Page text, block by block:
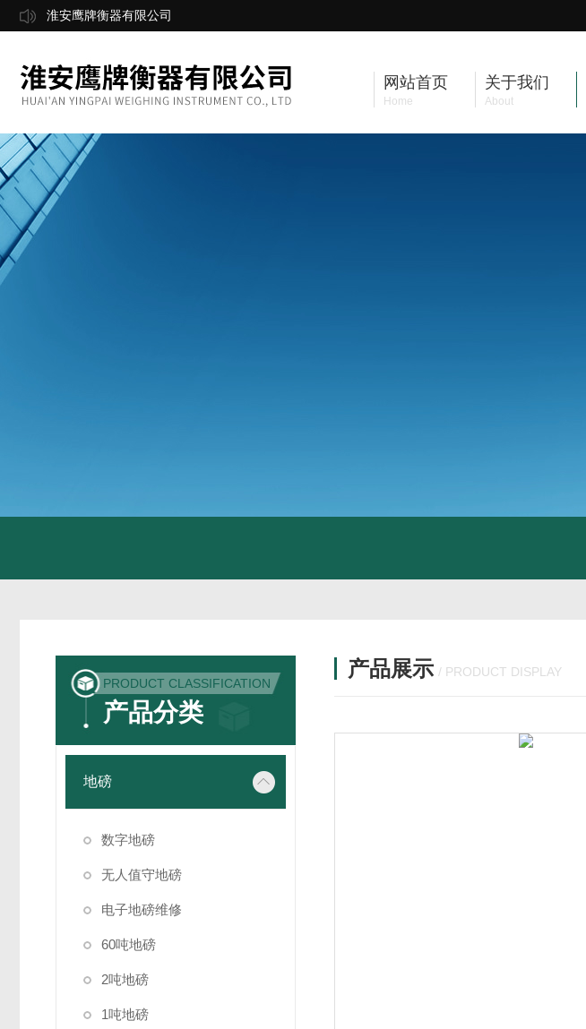
淮安鹰牌衡器有限公司
网站首页
Home
关于我们
About
PRODUCT CLASSIFICATION
产品分类
地磅
数字地磅
无人值守地磅
电子地磅维修
60吨地磅
2吨地磅
1吨地磅
产品展示 / PRODUCT DISPLAY